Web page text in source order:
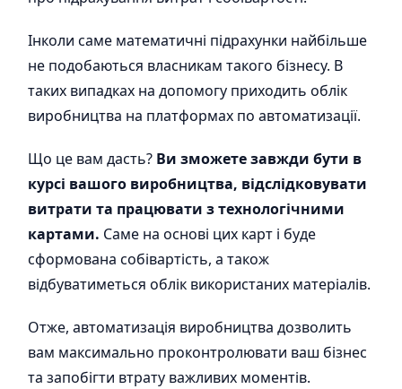
Інколи саме математичні підрахунки найбільше
не подобаються власникам такого бізнесу. В
таких випадках на допомогу приходить облік
виробництва на платформах по автоматизації.
Що це вам дасть? Ви зможете завжди бути в
курсі вашого виробництва, відслідковувати
витрати та працювати з технологічними
картами. Саме на основі цих карт і буде
сформована собівартість, а також
відбуватиметься облік використаних матеріалів.
Отже, автоматизація виробництва дозволить
вам максимально проконтролювати ваш бізнес
та запобігти втрату важливих моментів.